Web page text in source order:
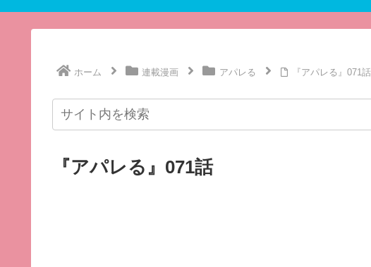
ホーム 連載漫画 アパレる 『アパレる』071話
『アパレる』071話